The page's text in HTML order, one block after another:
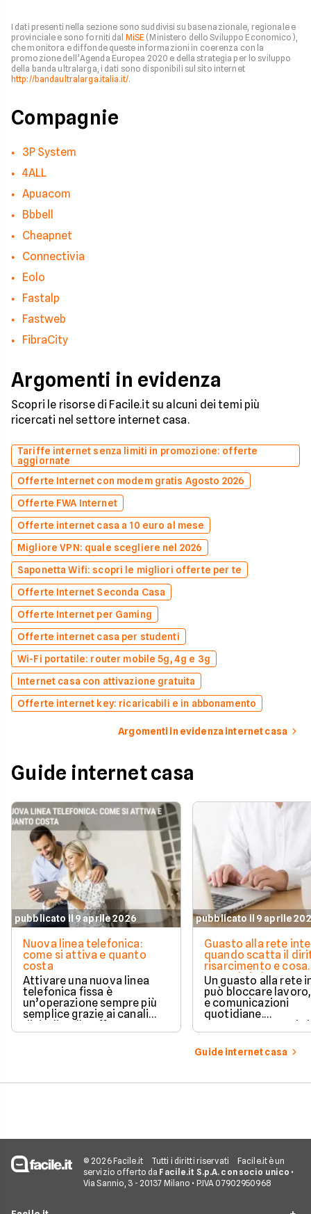
I dati presenti nella sezione sono suddivisi su base nazionale, regionale e
provinciale e sono forniti dal MiSE (Ministero dello Sviluppo Economico),
che monitora e diffonde queste informazioni in coerenza con la
promozione dell’Agenda Europea 2020 e della strategia per lo sviluppo
della banda ultralarga, i dati sono disponibili sul sito internet
http://bandaultralarga.italia.it/.
Compagnie
3P System
4ALL
Apuacom
Bbbell
Cheapnet
Connectivia
Eolo
Fastalp
Fastweb
FibraCity
Argomenti in evidenza
Scopri le risorse di Facile.it su alcuni dei temi più
ricercati nel settore internet casa.
Tariffe internet senza limiti in promozione: offerte
aggiornate
Offerte Internet con modem gratis Agosto 2026
Offerte FWA Internet
Offerte internet casa a 10 euro al mese
Migliore VPN: quale scegliere nel 2026
Saponetta Wifi: scopri le migliori offerte per te
Offerte Internet Seconda Casa
Offerte Internet per Gaming
Offerte internet casa per studenti
Wi-Fi portatile: router mobile 5g, 4g e 3g
Internet casa con attivazione gratuita
Offerte internet key: ricaricabili e in abbonamento
Argomenti in evidenza internet casa
Guide internet casa
pubblicato il 9 aprile 2026
Nuova linea telefonica:
come si attiva e quanto
costa
Attivare una nuova linea
telefonica fissa è
un’operazione sempre più
semplice grazie ai canali
digitali e alle offerte
integrate con internet casa.
pubblicato il 9 aprile
Guasto alla rete
quando scatta il
risarcimento e cosa
prevede la legge
Un guasto alla rete
può bloccare
e comunicazioni
quotidiane.
Fortunatamente, la
prevede strumenti
per ottenere un
risarcimento in
Guide internet casa
© 2026 Facile.it Tutti i diritti riservati
Facile.it è un
servizio offerto da Facile.it S.p.A. con socio unico •
Via Sannio, 3 - 20137 Milano • P.IVA 07902950968